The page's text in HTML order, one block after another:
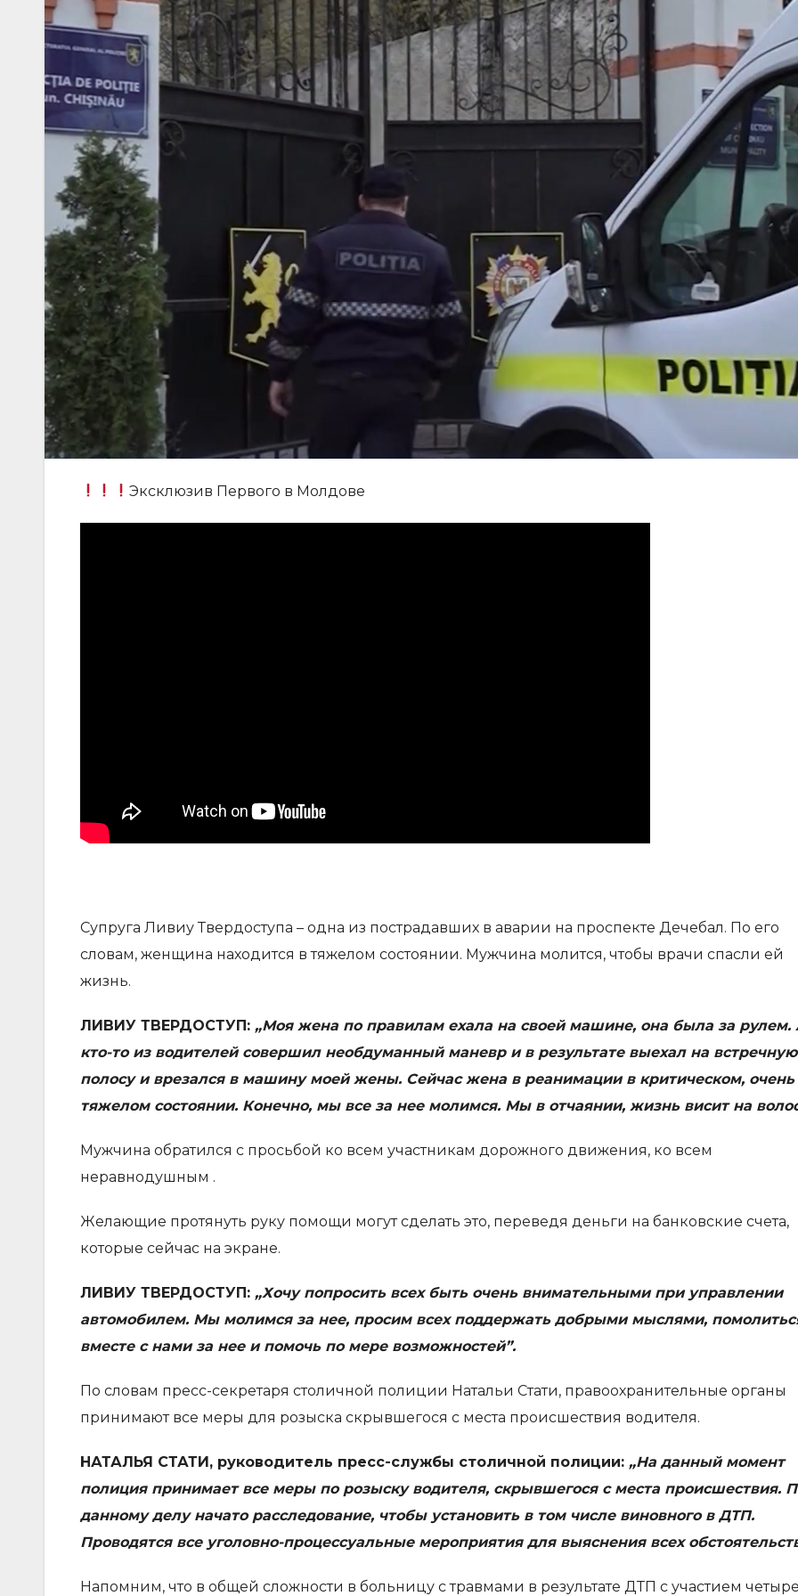
Эксклюзив Первого в Молдове
Супруга Ливиу Твердоступа – одна из пострадавших в аварии на проспекте Дечебал. По его
словам, женщина находится в тяжелом состоянии. Мужчина молится, чтобы врачи спасли ей
жизнь.
ЛИВИУ ТВЕРДОСТУП: „Моя жена по правилам ехала на своей машине, она была за рулем.
кто-то из водителей совершил необдуманный маневр и в результате выехал на встречную
полосу и врезался в машину моей жены. Сейчас жена в реанимации в критическом, очень
тяжелом состоянии. Конечно, мы все за нее молимся. Мы в отчаянии, жизнь висит на
Мужчина обратился с просьбой ко всем участникам дорожного движения, ко всем
неравнодушным .
Желающие протянуть руку помощи могут сделать это, переведя деньги на банковские счета,
которые сейчас на экране.
ЛИВИУ ТВЕРДОСТУП: „Хочу попросить всех быть очень внимательными при управлении
автомобилем. Мы молимся за нее, просим всех поддержать добрыми мыслями,
вместе с нами за нее и помочь по мере возможностей”.
По словам пресс-секретаря столичной полиции Натальи Стати, правоохранительные органы
принимают все меры для розыска скрывшегося с места происшествия водителя.
НАТАЛЬЯ СТАТИ, руководитель пресс-службы столичной полиции: „На данный момент
полиция принимает все меры по розыску водителя, скрывшегося с места происшествия.
данному делу начато расследование, чтобы установить в том числе виновного в ДТП.
Проводятся все уголовно-процессуальные мероприятия для выяснения всех
Напомним, что в общей сложности в больницу с травмами в результате ДТП с участием